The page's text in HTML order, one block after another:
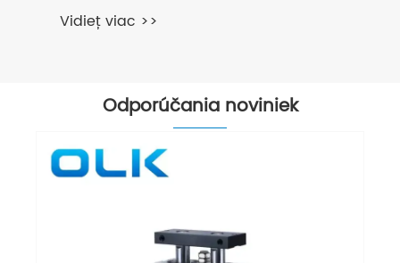
Vidieť viac >>
Odporúčania noviniek